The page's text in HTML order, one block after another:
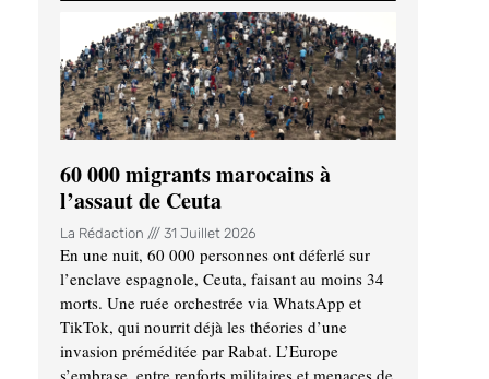
60 000 migrants marocains à
l’assaut de Ceuta
La Rédaction 31 Juillet 2026
En une nuit, 60 000 personnes ont déferlé sur
l’enclave espagnole, Ceuta, faisant au moins 34
morts. Une ruée orchestrée via WhatsApp et
TikTok, qui nourrit déjà les théories d’une
invasion préméditée par Rabat. L’Europe